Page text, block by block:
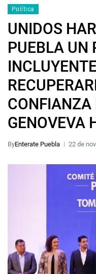
Política
UNIDOS
PUEBLA UN
CONFIANZA
GENOVEVA
ByEnterate Puebla 22 de